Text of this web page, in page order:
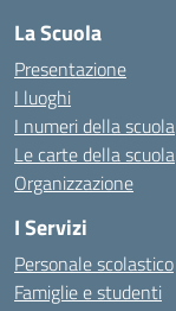
La Scuola
Presentazione
I luoghi
I numeri della scuola
Le carte della scuola
Organizzazione
I Servizi
Personale scolastico
Famiglie e studenti